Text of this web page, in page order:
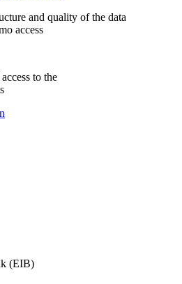
and quality of the data
access
to the